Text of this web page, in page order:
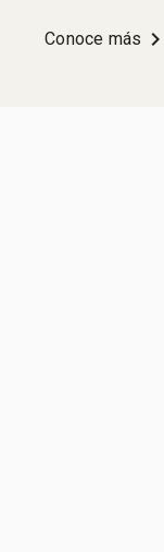
Conoce más chevron_right